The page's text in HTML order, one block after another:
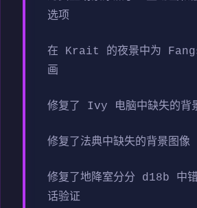
选项
在 Krait 的夜景中为
画
修复了 Ivy 电脑中缺失的背
修复了法典中缺失的背景图像
修复了地降室分分 d18b 中
话验证